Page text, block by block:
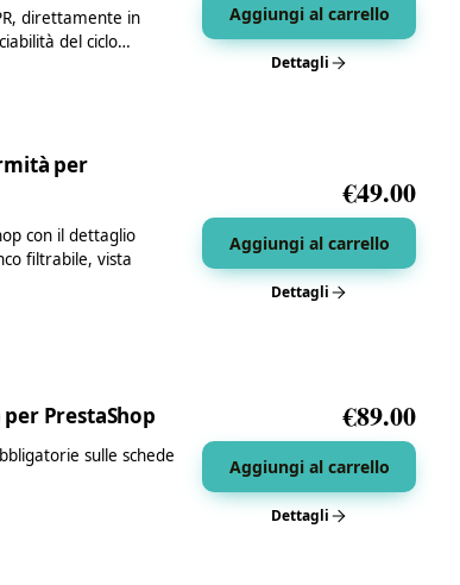
direttamente in
del ciclo…
Aggiungi al carrello
Dettagli
per
con il dettaglio
filtrabile, vista
€49.00
Aggiungi al carrello
Dettagli
PrestaShop
sulle schede
€89.00
Aggiungi al carrello
Dettagli